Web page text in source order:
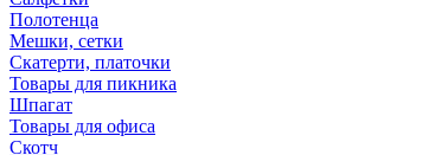
Полотенца
Мешки, сетки
Скатерти, платочки
Товары для пикника
Шпагат
Товары для офиса
Скотч